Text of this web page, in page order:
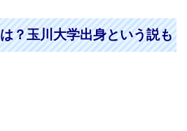
？玉川大学出身という説も